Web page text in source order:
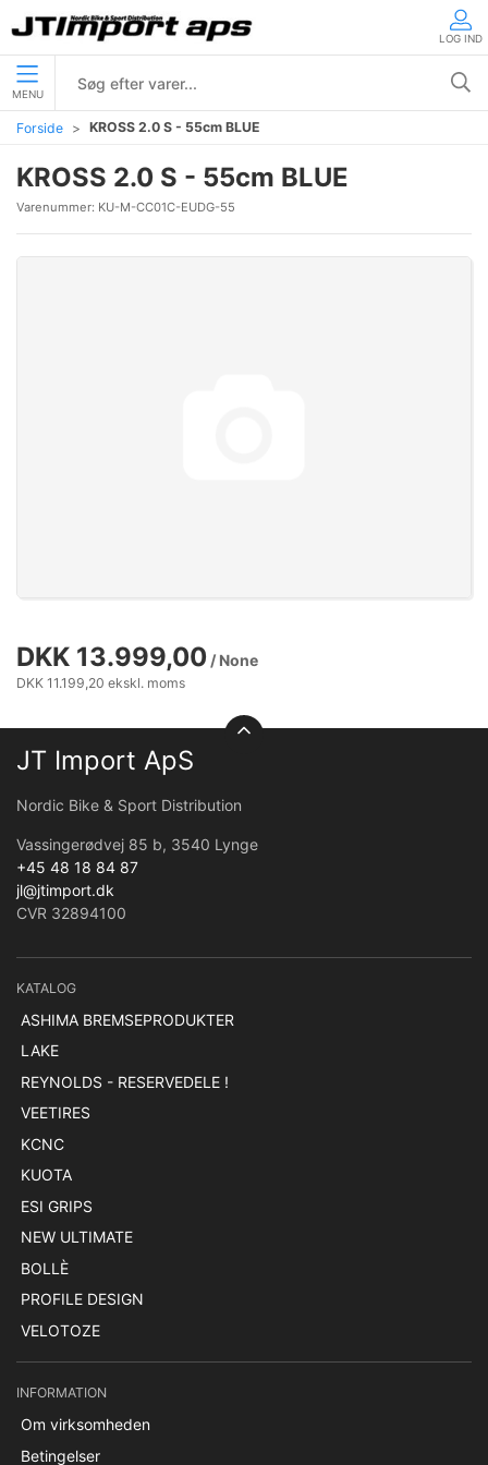
LOG IND
MENU
Forside KROSS 2.0 S - 55cm BLUE
KROSS 2.0 S - 55cm BLUE
Varenummer: KU-M-CC01C-EUDG-55
DKK 13.999,00 / None
DKK 11.199,20 ekskl. moms
JT Import ApS
Nordic Bike & Sport Distribution
Vassingerødvej 85 b, 3540 Lynge
+45 48 18 84 87
jl@jtimport.dk
CVR 32894100
KATALOG
ASHIMA BREMSEPRODUKTER
LAKE
REYNOLDS - RESERVEDELE !
VEETIRES
KCNC
KUOTA
ESI GRIPS
NEW ULTIMATE
BOLLÈ
PROFILE DESIGN
VELOTOZE
INFORMATION
Om virksomheden
Betingelser